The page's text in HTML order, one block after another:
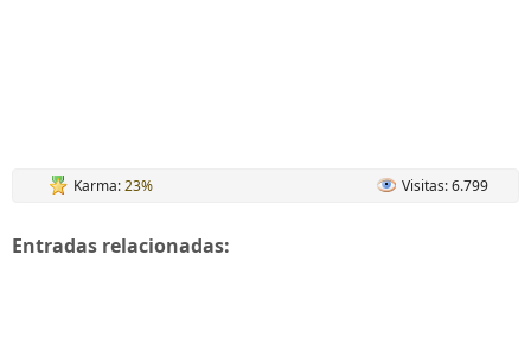
Karma:23% Visitas: 6.799
Entradas relacionadas: